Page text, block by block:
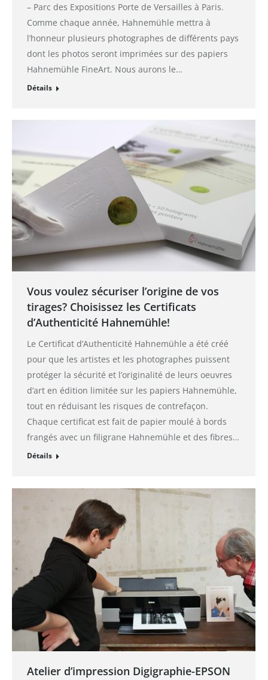
– Parc des Expositions Porte de Versailles à Paris.
Comme chaque année, Hahnemühle mettra à
l’honneur plusieurs photographes de différents pays
dont les photos seront imprimées sur des papiers
Hahnemühle FineArt. Nous aurons le…
Détails
Vous voulez sécuriser l’origine de vos
tirages? Choisissez les Certificats
d’Authenticité Hahnemühle!
Le Certificat d’Authenticité Hahnemühle a été créé
pour que les artistes et les photographes puissent
protéger la sécurité et l’originalité de leurs oeuvres
d’art en édition limitée sur les papiers Hahnemühle,
tout en réduisant les risques de contrefaçon.
Chaque certificat est fait de papier moulé à bords
frangés avec un filigrane Hahnemühle et des fibres…
Détails
Atelier d’impression Digigraphie-EPSON